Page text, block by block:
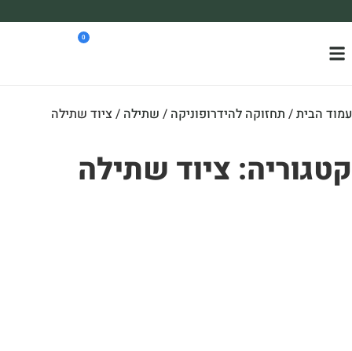
0
הבית/תחזוקה להידרופוניקה/ שתילה/ ציוד שתילה
ציוד שתילה